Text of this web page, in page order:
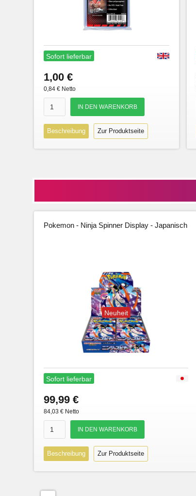
Sofort lieferbar
1,00 €
0,84 € Netto
Beschreibung Zur Produktseite
Pokemon - Ninja Spinner Display - Japanisch
Neuheit
Sofort lieferbar
99,99 €
84,03 € Netto
Beschreibung Zur Produktseite